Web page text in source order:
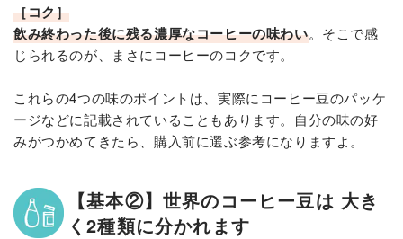
［コク］
飲み終わった後に残る濃厚なコーヒーの味わい。そこで感
じられるのが、まさにコーヒーのコクです。
これらの4つの味のポイントは、実際にコーヒー豆のパッケ
ージなどに記載されていることもあります。自分の味の好
みがつかめてきたら、購入前に選ぶ参考になりますよ。
【基本②】世界のコーヒー豆は 大き
く2種類に分かれます